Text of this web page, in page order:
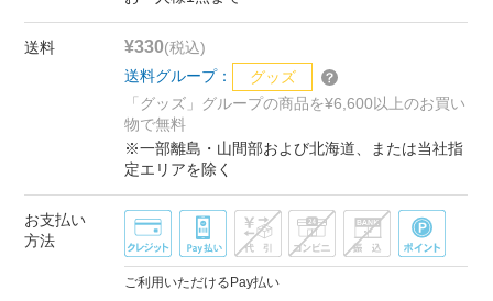
送料 ¥330(税込)
送料グループ：
グッズ
「グッズ」グループの商品を¥6,600以上のお買い
物で無料
※一部離島・山間部および北海道、または当社指
定エリアを除く
お支払い
方法
ご利用いただけるPay払い